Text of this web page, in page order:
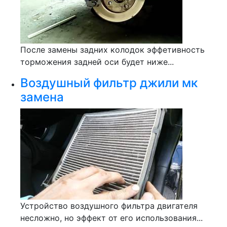
После замены задних колодок эффетивность
торможения задней оси будет ниже...
Воздушный фильтр джили мк
замена
Устройство воздушного фильтра двигателя
несложно, но эффект от его использования...